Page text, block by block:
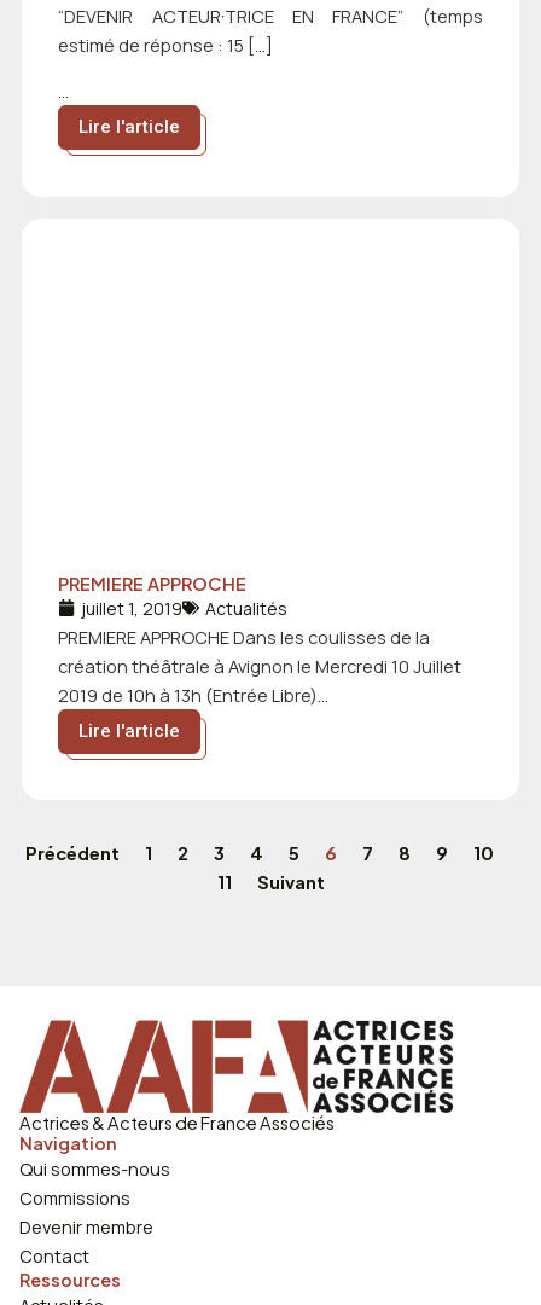
“DEVENIR ACTEUR·TRICE EN FRANCE” (temps
estimé de réponse : 15 […]
...
Lire l'article
PREMIERE APPROCHE
juillet 1, 2019 Actualités
PREMIERE APPROCHE Dans les coulisses de la
création théâtrale à Avignon le Mercredi 10 Juillet
2019 de 10h à 13h (Entrée Libre)...
Lire l'article
Précédent 1 2 3 4 5 6 7 8 9
10
11
Suivant
Actrices & Acteurs de France Associés
Navigation
Qui sommes-nous
Commissions
Devenir membre
Contact
Ressources